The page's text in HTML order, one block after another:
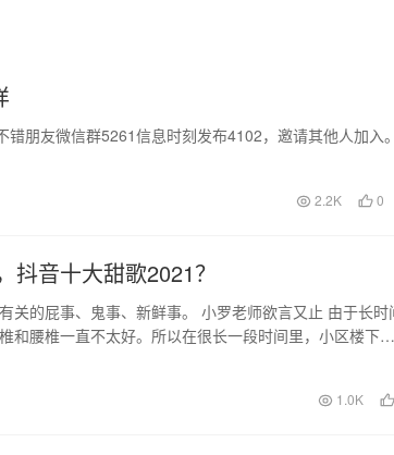
朋友微信群5261信息时刻发布4102，邀请其他人加入。
2.2K 0
抖音十大甜歌2021？
关的屁事、鬼事、新鲜事。 小罗老师欲言又止 由于长时
和腰椎一直不太好。所以在很长一段时间里，小区楼下的
1.0K